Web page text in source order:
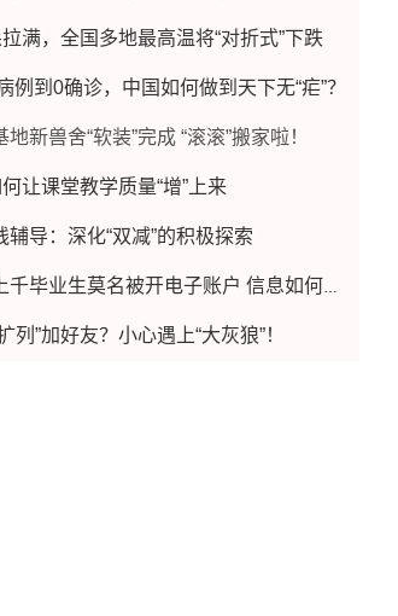
拉满，全国多地最高温将“对折式”下跌
例到0确诊，中国如何做到天下无“疟”？
新兽舍“软装”完成 “滚滚”搬家啦！
何让课堂教学质量“增”上来
辅导：深化“双减”的积极探索
崇左幼专上千毕业生莫名被开电子账户 信息如何泄露？
列”加好友？小心遇上“大灰狼”！